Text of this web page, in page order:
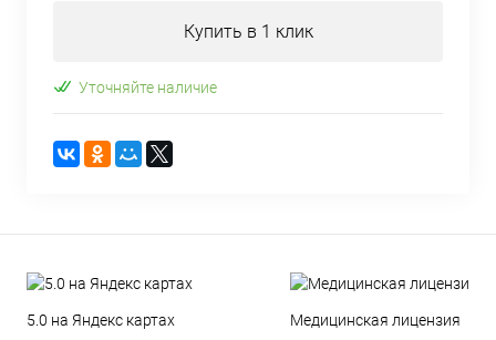
Купить в 1 клик
Уточняйте наличие
5.0 на Яндекс картах Медицинская лицензия